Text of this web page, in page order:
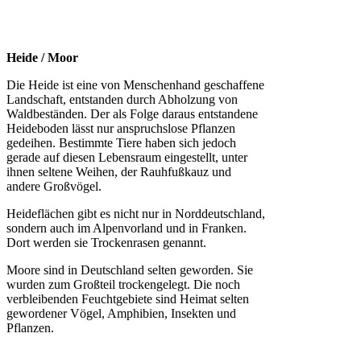
Heide / Moor
Die Heide ist eine von Menschenhand geschaffene
Landschaft, entstanden durch Abholzung von
Waldbeständen. Der als Folge daraus entstandene
Heideboden lässt nur anspruchslose Pflanzen
gedeihen. Bestimmte Tiere haben sich jedoch
gerade auf diesen Lebensraum eingestellt, unter
ihnen seltene Weihen, der Rauhfußkauz und
andere Großvögel.
Heideflächen gibt es nicht nur in Norddeutschland,
sondern auch im Alpenvorland und in Franken.
Dort werden sie Trockenrasen genannt.
Moore sind in Deutschland selten geworden. Sie
wurden zum Großteil trockengelegt. Die noch
verbleibenden Feuchtgebiete sind Heimat selten
gewordener Vögel, Amphibien, Insekten und
Pflanzen.